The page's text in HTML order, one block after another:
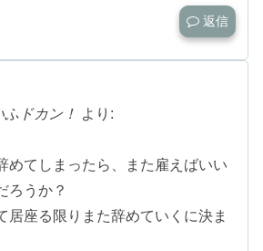
返信
ドカン！ より:
めてしまったら、また雇えばいい
ろうか？
居座る限りまた辞めていくに決ま